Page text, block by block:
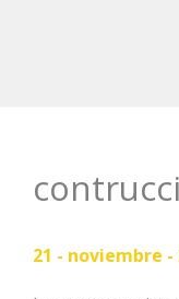
21 - noviembre -